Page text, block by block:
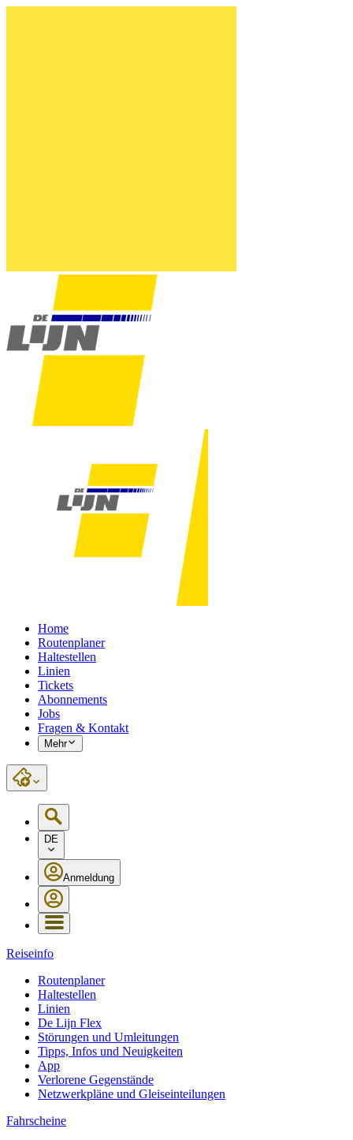
Home
Routenplaner
Haltestellen
Linien
Tickets
Abonnements
Jobs
Fragen & Kontakt
Mehr
DE
Anmeldung
Reiseinfo
Routenplaner
Haltestellen
Linien
De Lijn Flex
Störungen und Umleitungen
Tipps, Infos und Neuigkeiten
App
Verlorene Gegenstände
Netzwerkpläne und Gleiseinteilungen
Fahrscheine